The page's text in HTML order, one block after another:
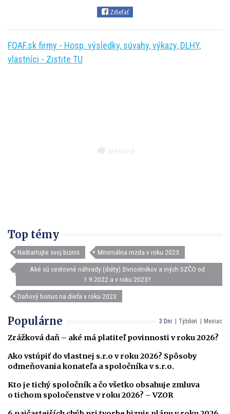
Zdieľať
FOAF.sk firmy - Hosp. výsledky, súvahy, výkazy, DLHY,
vlastníci - Zistite TU
Top témy
Naštartujte svoj biznis Minimálna mzda v roku 2023
Aké sú cestovné náhrady (diéty) živnostníkov a iných SZČO od
1.9.2022 a v roku 2023?
Daňový bonus na dieťa v roku 2023
3 Dni Týždeň Mesiac
Populárne
Zrážková daň – aké má platiteľ povinnosti v roku 2026?
Ako vstúpiť do vlastnej s.r.o v roku 2026? Spôsoby
odmeňovania konateľa a spoločníka v s.r.o.
Kto je tichý spoločník a čo všetko obsahuje zmluva
o tichom spoločenstve v roku 2026? – VZOR